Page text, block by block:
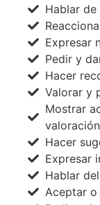
Hablar
Expresar
Pedir y
Hacer
Valorar y
Mostrar
valoración
Hacer
Expresar
Hablar
Aceptar o